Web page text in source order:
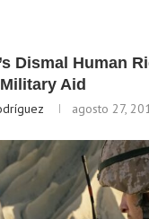
Dismal Human
Aid
agosto 27,